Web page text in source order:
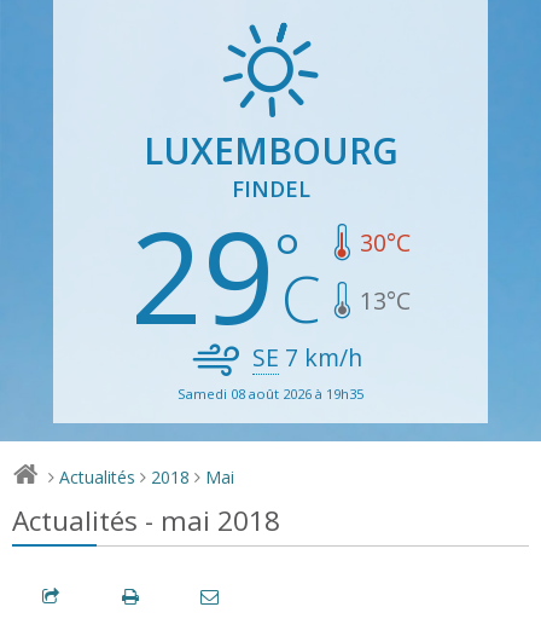
LUXEMBOURG
FINDEL
29 30°C
13°C
SE 7 km/h
Samedi 08 août 2026 à 19h35
> Actualités > 2018 > Mai
Actualités - mai 2018